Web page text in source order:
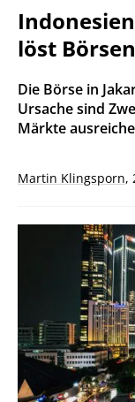
löst
Die Börse in
Ursache sind
Märkte
Martin Klingsporn,